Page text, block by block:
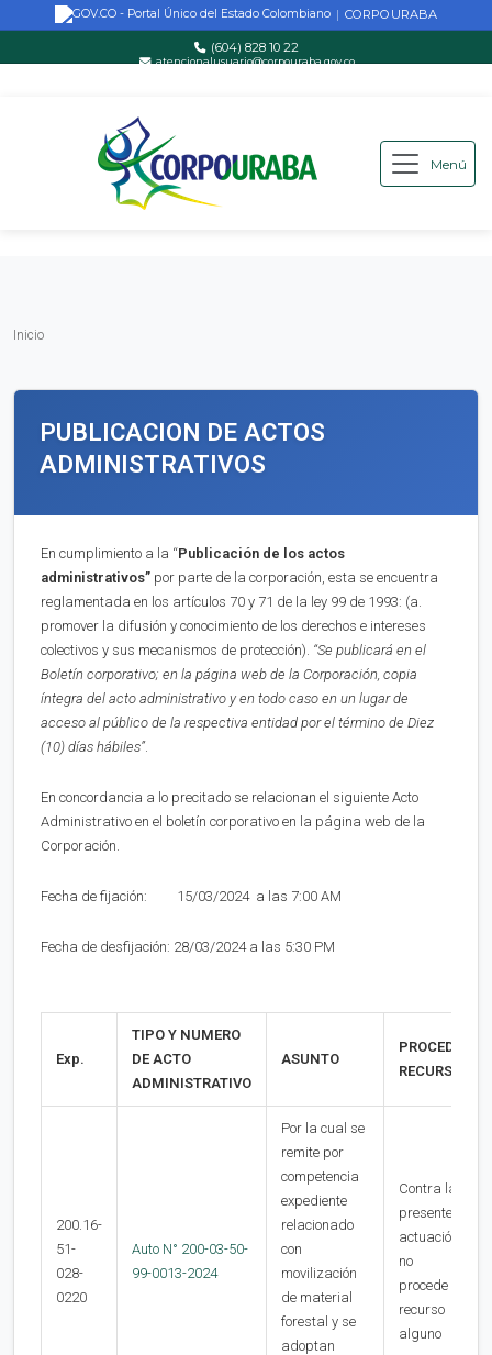
Saltar al contenido principal
| CORPOURABA
(604) 828 10 22
atencionalusuario@corpouraba.gov.co
Menú
Inicio
PUBLICACION DE ACTOS
ADMINISTRATIVOS
En cumplimiento a la “Publicación de los actos
administrativos” por parte de la corporación, esta se encuentra
reglamentada en los artículos 70 y 71 de la ley 99 de 1993: (a.
promover la difusión y conocimiento de los derechos e intereses
colectivos y sus mecanismos de protección). “Se publicará en el
Boletín corporativo; en la página web de la Corporación, copia
íntegra del acto administrativo y en todo caso en un lugar de
acceso al público de la respectiva entidad por el término de Diez
(10) días hábiles”.
En concordancia a lo precitado se relacionan el siguiente Acto
Administrativo en el boletín corporativo en la página web de la
Corporación.
Fecha de fijación: 15/03/2024 a las 7:00 AM
Fecha de desfijación: 28/03/2024 a las 5:30 PM
Exp.
TIPO Y NUMERO
DE ACTO
ADMINISTRATIVO
ASUNTO
PROCEDE
RECURSO
200.16-
51-
028-
0220
Auto N° 200-03-50-
99-0013-2024
Por la cual se
remite por
competencia
expediente
relacionado
con
movilización
de material
forestal y se
adoptan
Contra la
presente
actuación
no
procede
recurso
alguno